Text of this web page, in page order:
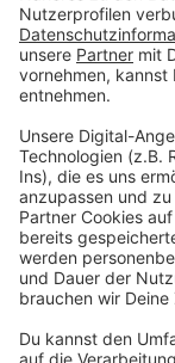
Clueso denken.
Festival heiser
zugeschickt.
Anzeige
Auf dem Album
Dazu gehört